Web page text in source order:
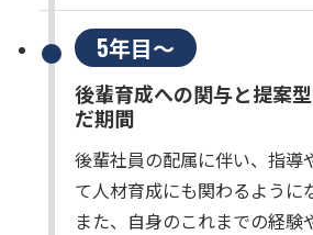
5年目～
後輩育成への関与と提案
だ期間
後輩社員の配属に伴い、指導
て人材育成にも関わるように
また、自身のこれまでの経験